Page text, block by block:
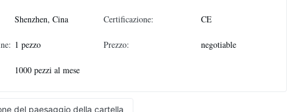
Shenzhen, Cina Certificazione: CE
1 pezzo Prezzo: negotiable
1000 pezzi al mese
del paesaggio della cartella